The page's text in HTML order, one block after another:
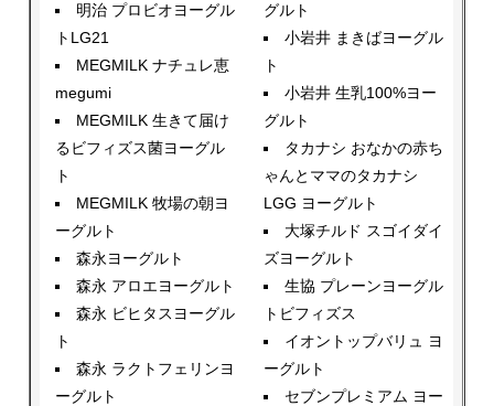
明治 プロビオヨーグル
トLG21
MEGMILK ナチュレ恵
megumi
MEGMILK 生きて届け
るビフィズス菌ヨーグル
ト
MEGMILK 牧場の朝ヨ
ーグルト
森永ヨーグルト
森永 アロエヨーグルト
森永 ビヒタスヨーグル
ト
森永 ラクトフェリンヨ
ーグルト
グルト
小岩井 まきばヨーグル
ト
小岩井 生乳100%ヨー
グルト
タカナシ おなかの赤ち
ゃんとママのタカナシ
LGG ヨーグルト
大塚チルド スゴイダイ
ズヨーグルト
生協 プレーンヨーグル
トビフィズス
イオントップバリュ ヨ
ーグルト
セブンプレミアム ヨー